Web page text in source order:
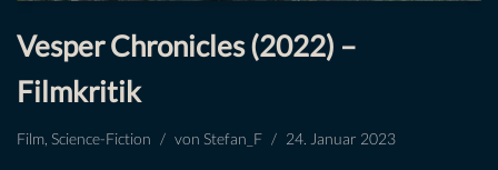
Vesper Chronicles (2022) –
Filmkritik
Film, Science-Fiction von Stefan_F 24. Januar 2023